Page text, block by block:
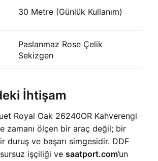
30 Metre (Günlük Kullanım)
Paslanmaz Rose Çelik
Sekizgen
İhtişam
Royal Oak 26240OR Kahverengi
zamanı ölçen bir araç değil; bir
duruş ve başarı simgesidir. DDF
işçiliği ve saatport.com’un